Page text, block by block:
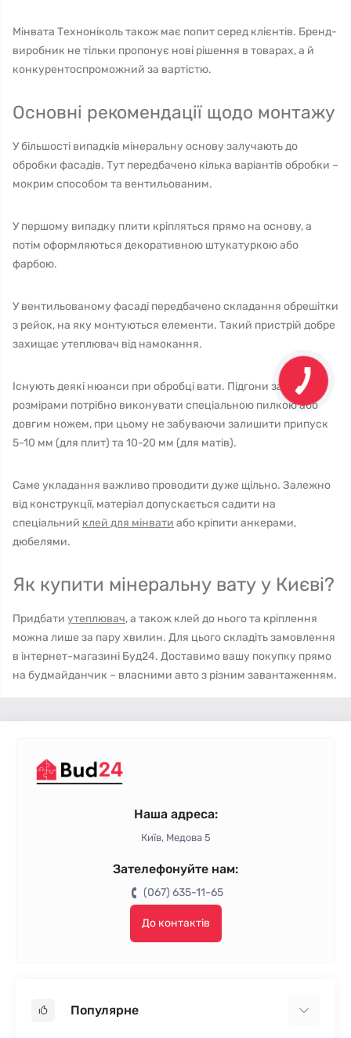
Мінвата Техноніколь також має попит серед клієнтів. Бренд-
виробник не тільки пропонує нові рішення в товарах, а й
конкурентоспроможний за вартістю.
Основні рекомендації щодо монтажу
У більшості випадків мінеральну основу залучають до
обробки фасадів. Тут передбачено кілька варіантів обробки –
мокрим способом та вентильованим.
У першому випадку плити кріпляться прямо на основу, а
потім оформляються декоративною штукатуркою або
фарбою.
У вентильованому фасаді передбачено складання обрешітки
з рейок, на яку монтуються елементи. Такий пристрій добре
захищає утеплювач від намокання.
Існують деякі нюанси при обробці вати. Підгони за
розмірами потрібно виконувати спеціальною пилкою або
довгим ножем, при цьому не забуваючи залишити припуск
5-10 мм (для плит) та 10-20 мм (для матів).
Саме укладання важливо проводити дуже щільно. Залежно
від конструкції, матеріал допускається садити на
спеціальний клей для мінвати або кріпити анкерами,
дюбелями.
Як купити мінеральну вату у Києві?
Придбати утеплювач, а також клей до нього та кріплення
можна лише за пару хвилин. Для цього складіть замовлення
в інтернет-магазині Буд24. Доставимо вашу покупку прямо
на будмайданчик – власними авто з різним завантаженням.
Наша адреса:
Київ, Медова 5
Зателефонуйте нам:
(067) 635-11-65
До контактів
Популярне